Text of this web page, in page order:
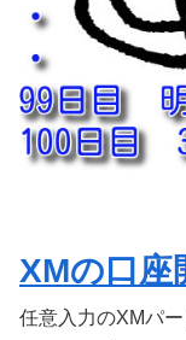
XMの口座
任意入力のXMパ